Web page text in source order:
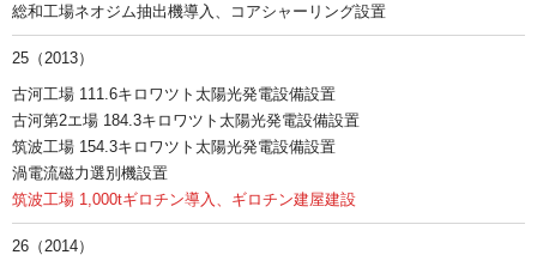
総和工場ネオジム抽出機導入、コアシャーリング設置
25（2013）
古河工場 111.6キロワツト太陽光発電設備設置
古河第2エ場 184.3キロワツト太陽光発電設備設置
筑波工場 154.3キロワツト太陽光発電設備設置
渦電流磁力選別機設置
筑波工場 1,000tギロチン導入、ギロチン建屋建設
26（2014）